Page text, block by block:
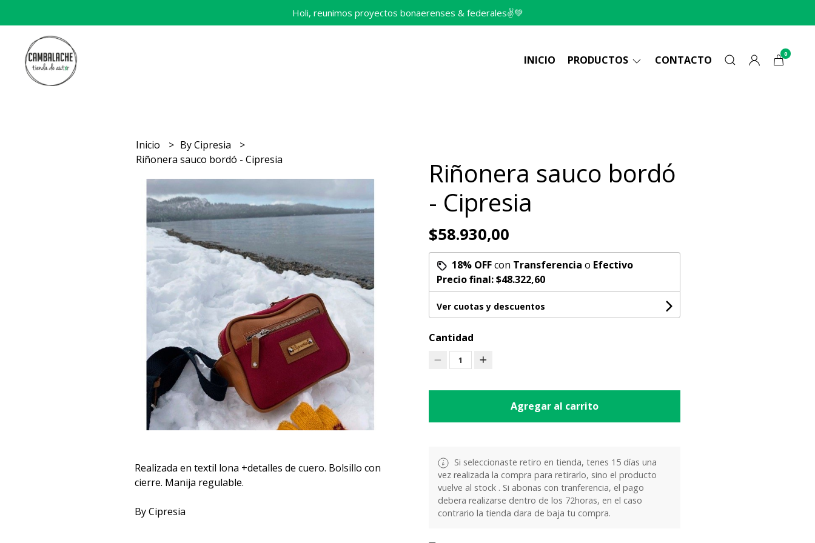
Holi, reunimos proyectos bonaerenses & federales✌️💚
INICIO PRODUCTOS CONTACTO 0
Inicio
By Cipresia
Riñonera sauco bordó - Cipresia
Realizada en textil lona +detalles de cuero. Bolsillo con
cierre. Manija regulable.
By Cipresia
Riñonera sauco bordó
- Cipresia
$58.930,00
18% OFFcon Transferencia o Efectivo
Precio final:$48.322,60
Ver cuotas y descuentos
Cantidad
1
Agregar al carrito
Si seleccionaste retiro en tienda, tenes 15 días una
vez realizada la compra para retirarlo, sino el producto
vuelve al stock . Si abonas con tranferencia, el pago
debera realizarse dentro de los 72horas, en el caso
contrario la tienda dara de baja tu compra.